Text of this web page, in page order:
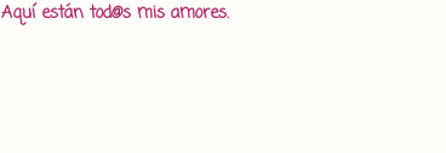
Aquí están tod@s mis amores.